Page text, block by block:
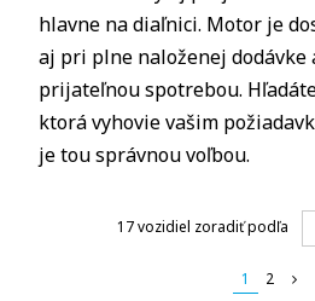
hlavne na diaľnici. Motor je
aj pri plne naloženej dodávke
prijateľnou spotrebou.
ktorá vyhovie vašim
je tou správnou voľbou.
17 vozidiel zoradiť podľa
1 2